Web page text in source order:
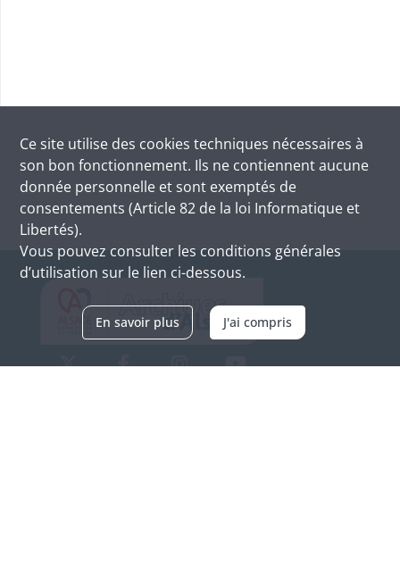
Ce site utilise des cookies techniques nécessaires à
son bon fonctionnement. Ils ne contiennent aucune
donnée personnelle et sont exemptés de
consentements (Article 82 de la loi Informatique et
Libertés).
Vous pouvez consulter les conditions générales
d’utilisation sur le lien ci-dessous.
En savoir plus J'ai compris